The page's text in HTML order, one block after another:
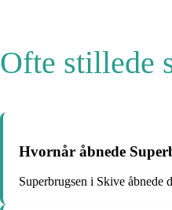
Ofte stillede
Hvornår åbnede
Superbrugsen i Skive åbnede